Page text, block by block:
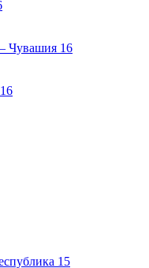
Чувашия 16
16
15